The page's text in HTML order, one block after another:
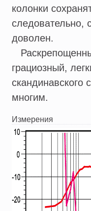
колонки
следовательно,
доволен.
грациозный,
скандинавского
многим.
Измерения